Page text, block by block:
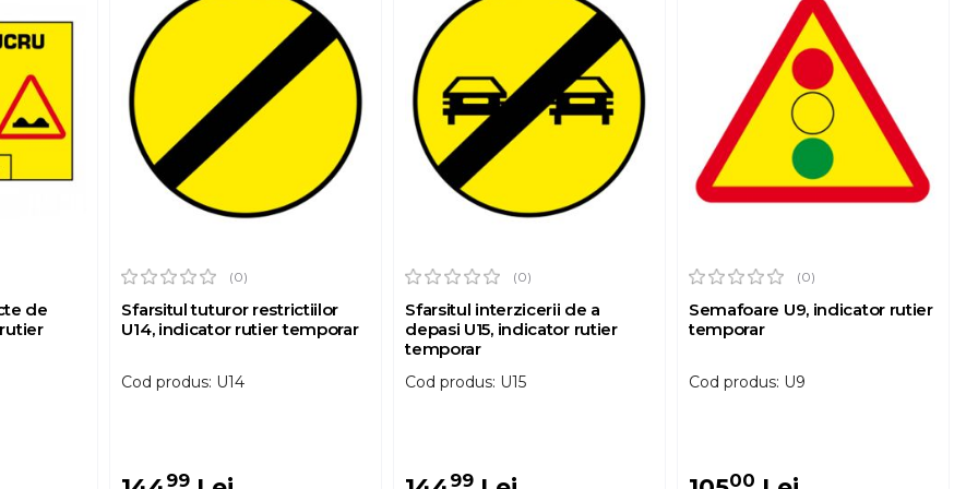
de
(0)
Sfarsitul tuturor restrictiilor
U14, indicator rutier temporar
Cod produs: U14
99
(0)
Sfarsitul interzicerii de a
depasi U15, indicator rutier
temporar
Cod produs: U15
99
(0)
Semafoare U9, indicator rutier
temporar
Cod produs: U9
00